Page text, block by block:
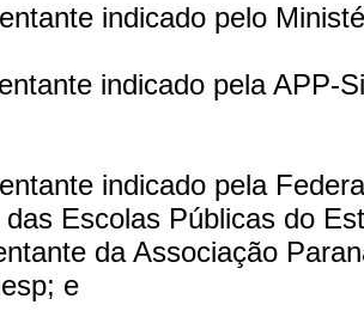
indicado pelo
indicado pela APP-
indicado pela
das Escolas Públicas do
da Associação
e